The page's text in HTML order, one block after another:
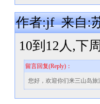
作者:jf 来自:
10到12人,下
留言回复(Reply)：
您好，欢迎你们来三山岛